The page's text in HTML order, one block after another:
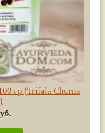
гр (Trifala Сhurna